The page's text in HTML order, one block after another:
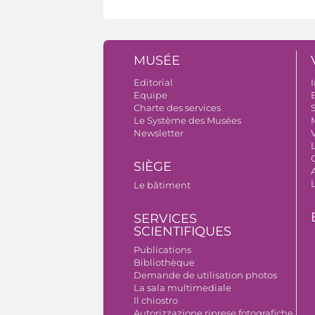
MUSÉE
Editorial
Equipe
Charte des services
Le Système des Musées
Newsletter
SIÈGE
Le bâtiment
SERVICES
SCIENTIFIQUES
Publications
Bibliothèque
Demande de utilisation photos
La sala multimediale
Il chiostro